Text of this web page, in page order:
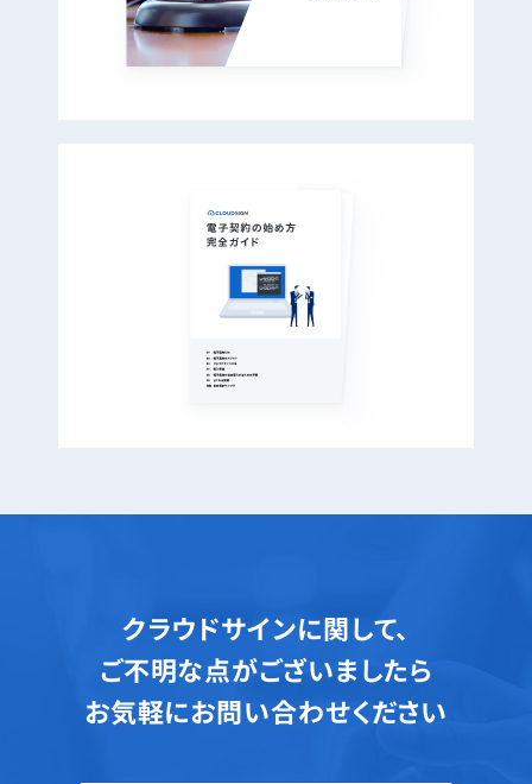
クラウドサインに関して、
ご不明な点がございましたら
お気軽にお問い合わせください